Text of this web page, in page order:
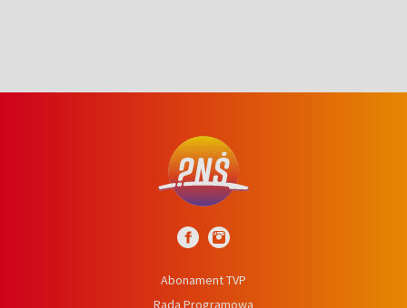
Abonament TVP
Rada Programowa